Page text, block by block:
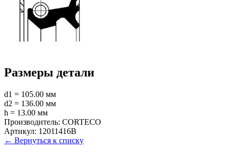
Размеры детали
d1 = 105.00 мм
d2 = 136.00 мм
h = 13.00 мм
Производитель: CORTECO
Артикул: 12011416B
← Вернуться к списку